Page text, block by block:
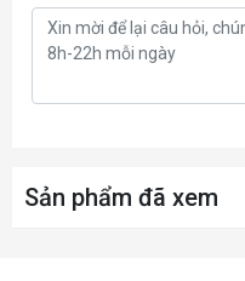
Sản phẩm đã xem